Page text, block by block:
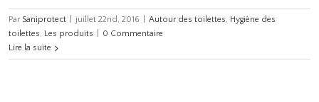
Par Saniprotect juillet 22nd, 2016 Autour des toilettes, Hygiène des
toilettes, Les produits
0 Commentaire
Lire la suite